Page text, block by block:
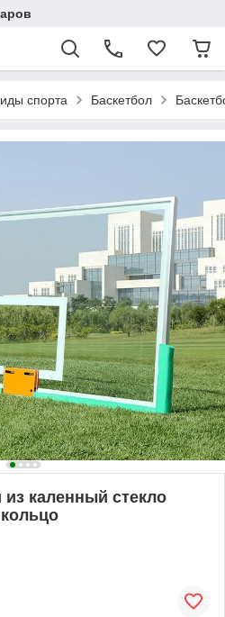
спорта Баскетбол
каленный стекло